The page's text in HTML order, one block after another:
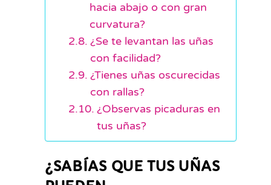
hacia abajo o con gran
curvatura?
¿Se te levantan las uñas
con facilidad?
¿Tienes uñas oscurecidas
con rallas?
¿Observas picaduras en
tus uñas?
¿SABÍAS QUE TUS UÑAS